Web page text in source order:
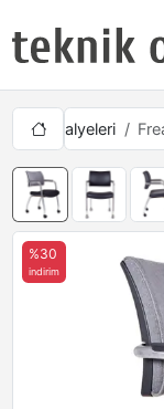
Sandalyeleri
%30
indirim